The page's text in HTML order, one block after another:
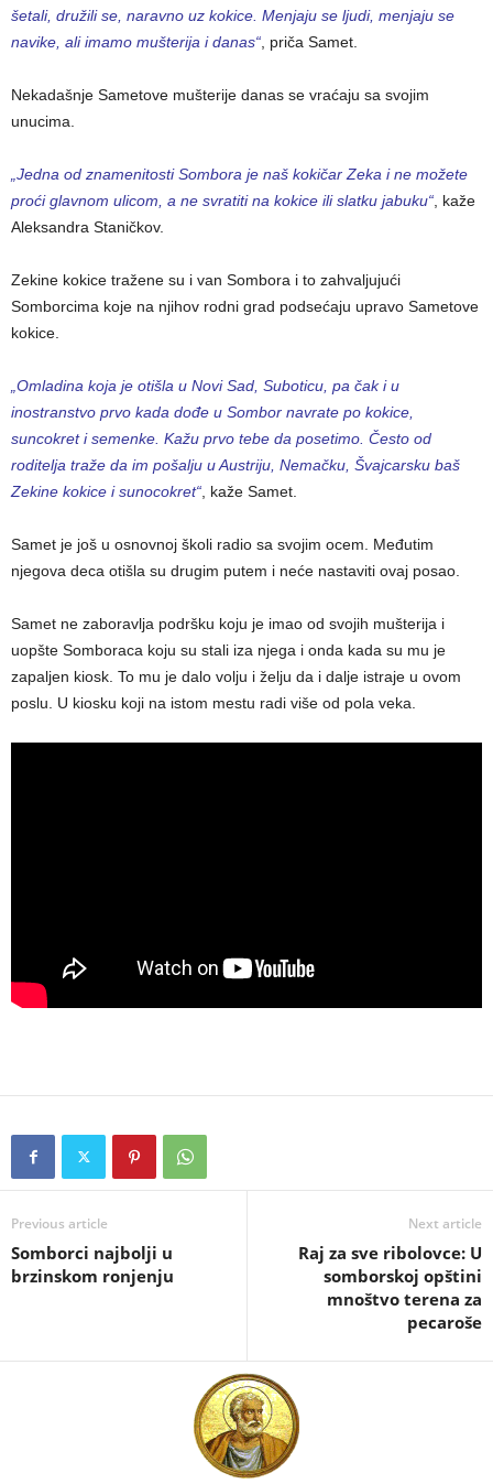
šetali, družili se, naravno uz kokice. Menjaju se ljudi, menjaju se
navike, ali imamo mušterija i danas“, priča Samet.
Nekadašnje Sametove mušterije danas se vraćaju sa svojim
unucima.
„Jedna od znamenitosti Sombora je naš kokičar Zeka i ne možete
proći glavnom ulicom, a ne svratiti na kokice ili slatku jabuku“, kaže
Aleksandra Staničkov.
Zekine kokice tražene su i van Sombora i to zahvaljujući
Somborcima koje na njihov rodni grad podsećaju upravo Sametove
kokice.
„Omladina koja je otišla u Novi Sad, Suboticu, pa čak i u
inostranstvo prvo kada dođe u Sombor navrate po kokice,
suncokret i semenke. Kažu prvo tebe da posetimo. Često od
roditelja traže da im pošalju u Austriju, Nemačku, Švajcarsku baš
Zekine kokice i sunocokret“, kaže Samet.
Samet je još u osnovnoj školi radio sa svojim ocem. Međutim
njegova deca otišla su drugim putem i neće nastaviti ovaj posao.
Samet ne zaboravlja podršku koju je imao od svojih mušterija i
uopšte Somboraca koju su stali iza njega i onda kada su mu je
zapaljen kiosk. To mu je dalo volju i želju da i dalje istraje u ovom
poslu. U kiosku koji na istom mestu radi više od pola veka.
Previous article
Somborci najbolji u
brzinskom ronjenju
Next article
Raj za sve ribolovce: U
somborskoj opštini
mnoštvo terena za
pecaroše